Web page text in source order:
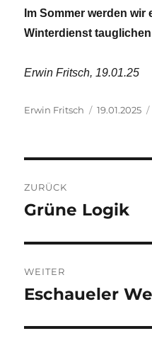
Im Sommer werden wir
Winterdienst
Erwin Fritsch, 19.01.25
Autor
Erwin Fritsch 19.01.2025
ZURÜCK
Vorheriger
Grüne Logik
WEITER
Nächster
Eschaueler